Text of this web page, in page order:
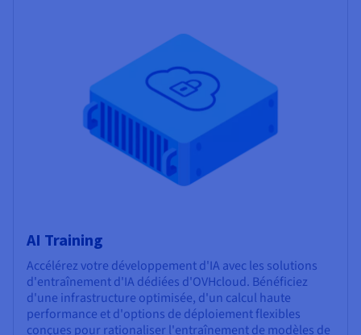
AI Training
Accélérez votre développement d'IA avec les solutions
d'entraînement d'IA dédiées d'OVHcloud. Bénéficiez
d'une infrastructure optimisée, d'un calcul haute
performance et d'options de déploiement flexibles
conçues pour rationaliser l'entraînement de modèles de